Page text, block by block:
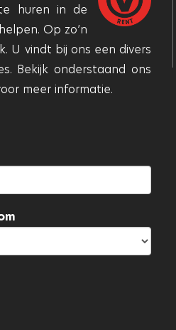
huren in de
Op zo’n
U vindt bij ons een divers
Bekijk onderstaand ons
meer informatie.